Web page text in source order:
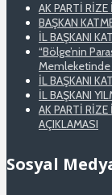
AK PARTİ RİZE
BAŞKAN
İL BAŞKANI
“Bölge’nin
Memleketinde
İL BAŞKANI
İL BAŞKANI
AK PARTİ
AÇIKLAMASI
Sosyal